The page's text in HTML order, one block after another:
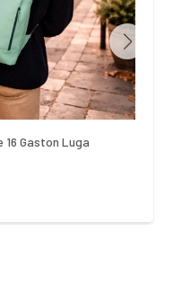
16 Gaston Luga